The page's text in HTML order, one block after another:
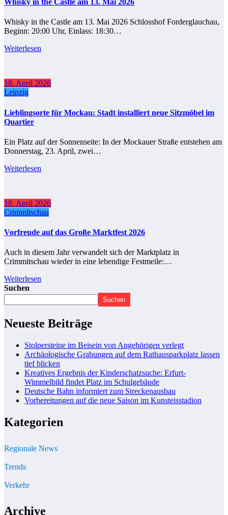
Whisky in the Castle am 13. Mai 2026
Whisky in the Castle am 13. Mai 2026 Schlosshof Forderglauchau,
Beginn: 20:00 Uhr, Einlass: 18:30…
Weiterlesen
18. April 2026
Leipzig
Lieblingsorte für Mockau: Stadt installiert neue Sitzmöbel im
Quartier
Ein Platz auf der Sonnenseite: In der Mockauer Straße entstehen am
Donnerstag, 23. April, zwei…
Weiterlesen
18. April 2026
Crimmitschau
Vorfreude auf das Große Marktfest 2026
Auch in diesem Jahr verwandelt sich der Marktplatz in
Crimmitschau wieder in eine lebendige Festmeile:…
Weiterlesen
Suchen
Suchen
Neueste Beiträge
Stolpersteine im Beisein von Angehörigen verlegt
Archäologische Grabungen auf dem Rathausparkplatz lassen
tief blicken
Kreatives Ergebnis der Kinderschatzsuche: Erfurt-
Wimmelbild findet Platz im Schulgebäude
Deutsche Bahn informiert zum Streckenausbau
Vorbereitungen auf die neue Saison im Kunsteisstadion
Kategorien
Regionale News
Trends
Verkehr
Archive